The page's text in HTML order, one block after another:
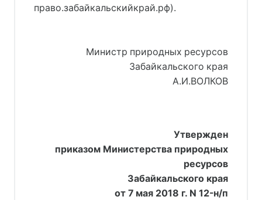
право.забайкальскийкрай.рф).
Министр природных ресурсов
Забайкальского края
А.И.ВОЛКОВ
Утвержден
приказом Министерства природных
ресурсов
Забайкальского края
от 7 мая 2018 г. N 12-н/п